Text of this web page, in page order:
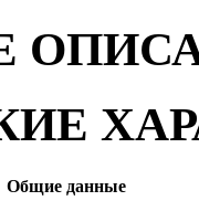
Общие данные